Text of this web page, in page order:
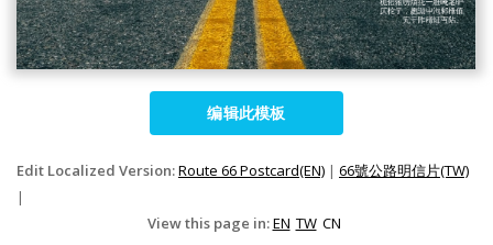
编辑此模板
Edit Localized Version:Route 66 Postcard(EN) | 66號公路明信片(TW)
|
View this page in:EN TW CN